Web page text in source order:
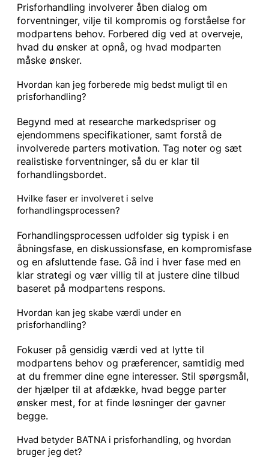
Prisforhandling involverer åben dialog om
forventninger, vilje til kompromis og forståelse for
modpartens behov. Forbered dig ved at overveje,
hvad du ønsker at opnå, og hvad modparten
måske ønsker.
Hvordan kan jeg forberede mig bedst muligt til en
prisforhandling?
Begynd med at researche markedspriser og
ejendommens specifikationer, samt forstå de
involverede parters motivation. Tag noter og sæt
realistiske forventninger, så du er klar til
forhandlingsbordet.
Hvilke faser er involveret i selve
forhandlingsprocessen?
Forhandlingsprocessen udfolder sig typisk i en
åbningsfase, en diskussionsfase, en kompromisfase
og en afsluttende fase. Gå ind i hver fase med en
klar strategi og vær villig til at justere dine tilbud
baseret på modpartens respons.
Hvordan kan jeg skabe værdi under en
prisforhandling?
Fokuser på gensidig værdi ved at lytte til
modpartens behov og præferencer, samtidig med
at du fremmer dine egne interesser. Stil spørgsmål,
der hjælper til at afdække, hvad begge parter
ønsker mest, for at finde løsninger der gavner
begge.
Hvad betyder BATNA i prisforhandling, og hvordan
bruger jeg det?